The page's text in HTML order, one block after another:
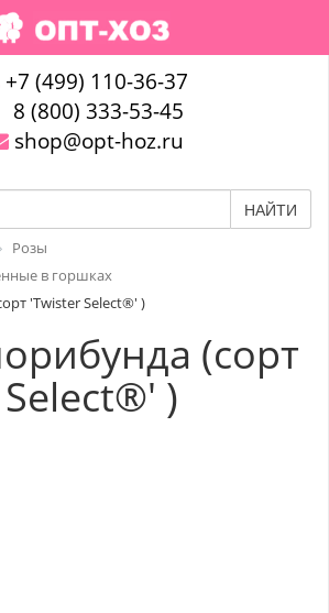
+7 (499) 110-36-37
8 (800) 333-53-45
shop@opt-hoz.ru
НАЙТИ
Розы
в горшках
'Twister Select®' )
(сорт
)